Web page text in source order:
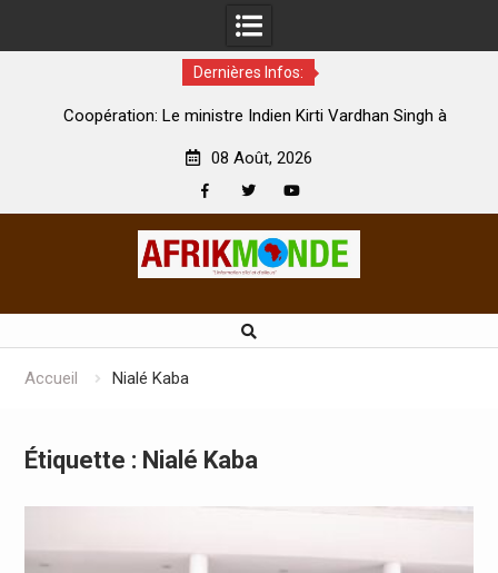
Dernières Infos:
Coopération: Le ministre Indien Kirti Vardhan Singh à
08 Août, 2026
Accueil Nialé Kaba
Étiquette : Nialé Kaba